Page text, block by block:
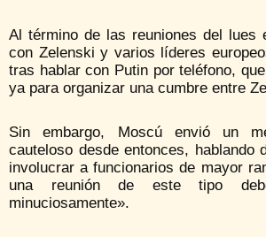
Al término de las reuniones del lues
con Zelenski y varios líderes
tras hablar con Putin por teléfono,
ya para organizar una cumbre entre
Sin embargo, Moscú envió un
cauteloso desde entonces, hablando
involucrar a funcionarios de mayor
una reunión de este tipo
minuciosamente».